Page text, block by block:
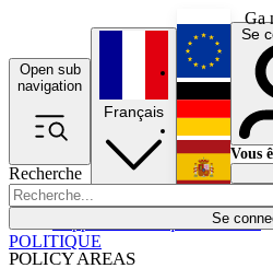
Ga
Open sub
navigation
Recherche
Se
POLICY AREAS
Économie
Français
English
Se
Vous
POLITIQUE